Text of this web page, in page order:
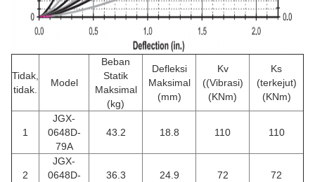
Tidak,
tidak.
Model
Beban
Statik
Maksimal
(kg)
Defleksi
Maksimal
(mm)
Kv
((Vibrasi)
(KNm)
Ks
(terkejut)
(KNm)
1
JGX-
0648D-
79A
43.2 18.8 110 110
2
JGX-
0648D-
36.3 24.9 72 72